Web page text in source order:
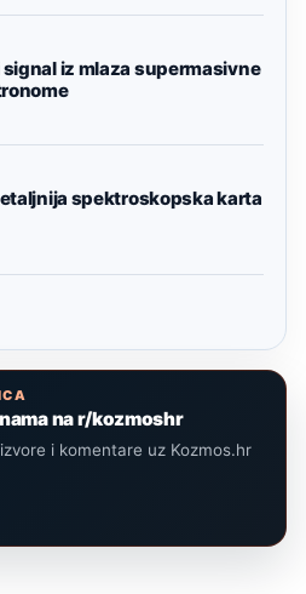
iz mlaza supermasivne
spektroskopska karta
na r/kozmoshr
i komentare uz Kozmos.hr